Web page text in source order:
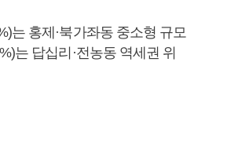
는 홍제·북가좌동 중소형 규모
는 답십리·전농동 역세권 위